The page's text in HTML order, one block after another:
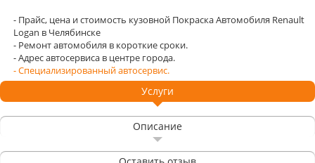
- Прайс, цена и стоимость кузовной Покраска Автомобиля Renault
Logan в Челябинске
- Ремонт автомобиля в короткие сроки.
- Адрес автосервиса в центре города.
- Специализированный автосервис.
Услуги
Описание